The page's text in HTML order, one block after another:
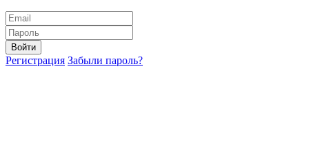
Войти
Регистрация Забыли пароль?